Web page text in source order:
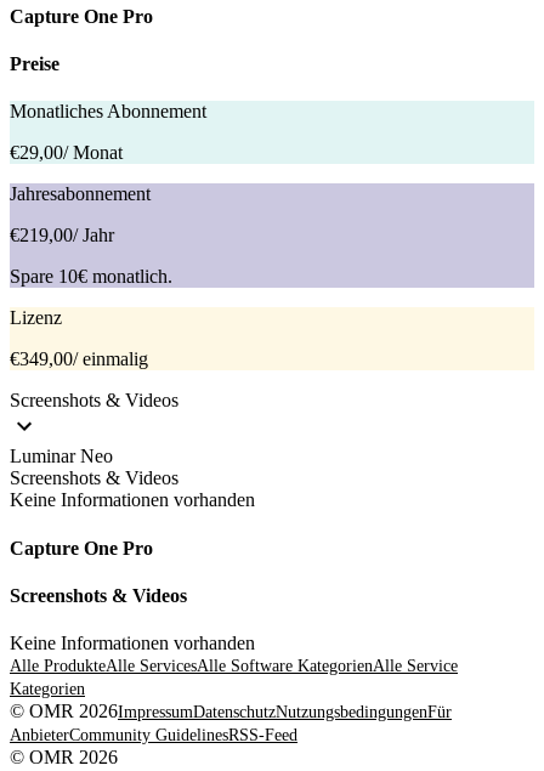
Capture One Pro
Preise
Monatliches Abonnement
€29,00/ Monat
Jahresabonnement
€219,00/ Jahr
Spare 10€ monatlich.
Lizenz
€349,00/ einmalig
Screenshots & Videos
Luminar Neo
Screenshots & Videos
Keine Informationen vorhanden
Capture One Pro
Screenshots & Videos
Keine Informationen vorhanden
Alle ProdukteAlle ServicesAlle Software KategorienAlle Service
Kategorien
© OMR 2026ImpressumDatenschutzNutzungsbedingungenFür
AnbieterCommunity GuidelinesRSS-Feed
© OMR 2026